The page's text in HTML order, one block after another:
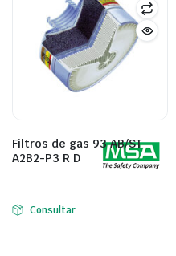
Filtros de gas 93 AB/ST
A2B2-P3 R D
Consultar